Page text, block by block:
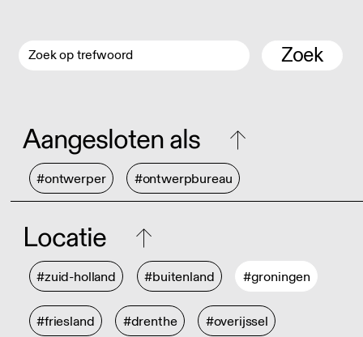
Zoek
Aangesloten als
#ontwerper #ontwerpbureau
Locatie
#zuid-holland #buitenland #groningen
#friesland #drenthe #overijssel